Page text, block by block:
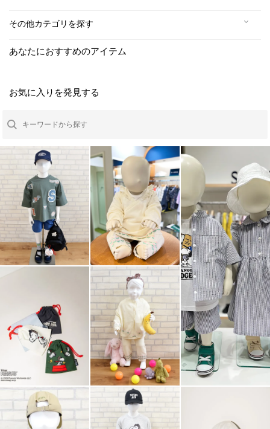
その他カテゴリを探す
あなたにおすすめのアイテム
お気に入りを発見する